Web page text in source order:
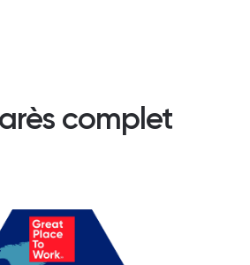
complet